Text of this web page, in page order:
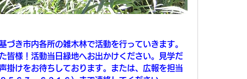
づき市内各所の雑木林で活動を行っていきます。
皆様！活動当日緑地へお出かけください。見学だ
掛けをお待ちしております。または、広報を担当